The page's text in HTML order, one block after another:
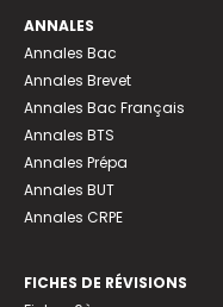
ANNALES
Annales Bac
Annales Brevet
Annales Bac Français
Annales BTS
Annales Prépa
Annales BUT
Annales CRPE
FICHES DE RÉVISIONS